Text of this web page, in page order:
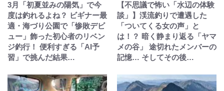
3月「初夏並みの陽気」で今
度は釣れるよね？ ビギナー最
適・海づり公園で「惨敗デビ
ュー」飾った初心者のリベン
ジ釣行！ 便利すぎる「AI予
習」で挑んだ結果…
【不思議で怖い「水辺の体験
談」】渓流釣りで遭遇した
「ついてくる女の声」と
は！？ 暗く静まり返る「ヤマ
メの谷」 途切れたメンバーの
記憶… そしてその後…